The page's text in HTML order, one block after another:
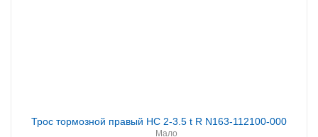
Трос тормозной правый HC 2-3.5 t R N163-112100-000
Мало